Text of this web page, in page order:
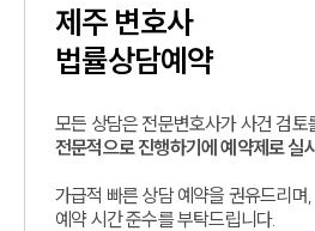
제주 변호사
법률상담예약
모든 상담은 전문변호사가 사건 검토
전문적으로 진행하기에 예약제로 실
가급적 빠른 상담 예약을 권유드리며,
예약 시간 준수를 부탁드립니다.